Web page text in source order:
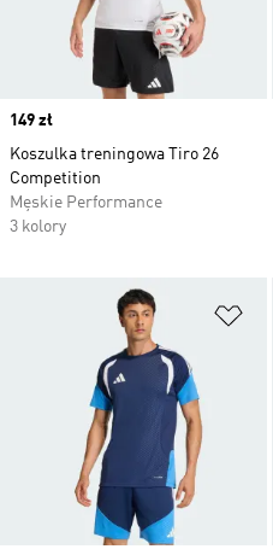
Price
149 zł
Koszulka treningowa Tiro 26
Competition
Męskie Performance
3 kolory